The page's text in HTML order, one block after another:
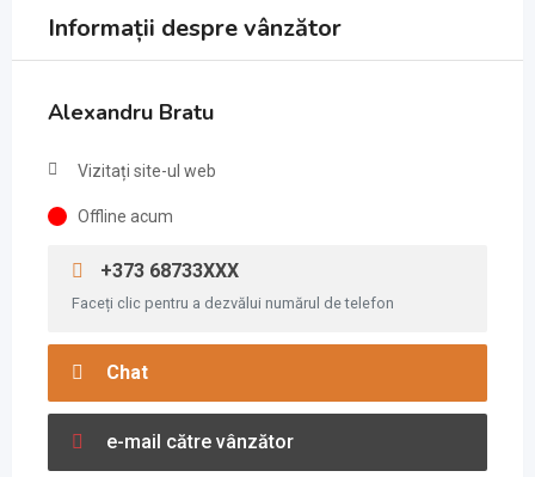
Informații despre vânzător
Alexandru Bratu
Vizitați site-ul web
Offline acum
+373 68733XXX
Faceți clic pentru a dezvălui numărul de telefon
Chat
e-mail către vânzător